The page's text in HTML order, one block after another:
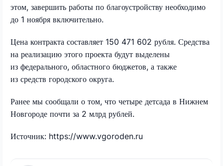
этом, завершить работы по благоустройству необходимо
до 1 ноября включительно.
Цена контракта составляет 150 471 602 рубля. Средства
на реализацию этого проекта будут выделены
из федерального, областного бюджетов, а также
из средств городского округа.
Ранее мы сообщали о том, что четыре детсада в Нижнем
Новгороде почти за 2 млрд рублей.
Источник: https://www.vgoroden.ru